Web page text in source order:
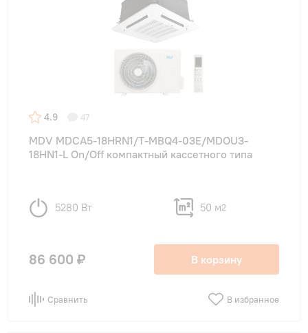
4.9 47
MDV MDCA5-18HRN1/T-MBQ4-03E/MDOU3-
18HN1-L On/Off компактный кассетного типа
5280 Вт 50 м2
86 600 ₽ В корзину
Сравнить В избранное